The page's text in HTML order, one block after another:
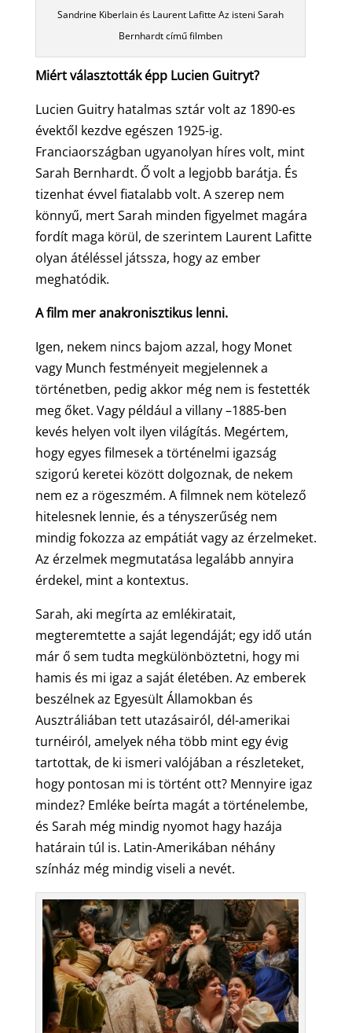
Sandrine Kiberlain és Laurent Lafitte Az isteni Sarah
Bernhardt című filmben
Miért választották épp Lucien Guitryt?
Lucien Guitry hatalmas sztár volt az 1890-es
évektől kezdve egészen 1925-ig.
Franciaországban ugyanolyan híres volt, mint
Sarah Bernhardt. Ő volt a legjobb barátja. És
tizenhat évvel fiatalabb volt. A szerep nem
könnyű, mert Sarah minden figyelmet magára
fordít maga körül, de szerintem Laurent Lafitte
olyan átéléssel játssza, hogy az ember
meghatódik.
A film mer anakronisztikus lenni.
Igen, nekem nincs bajom azzal, hogy Monet
vagy Munch festményeit megjelennek a
történetben, pedig akkor még nem is festették
meg őket. Vagy például a villany –1885-ben
kevés helyen volt ilyen világítás. Megértem,
hogy egyes filmesek a történelmi igazság
szigorú keretei között dolgoznak, de nekem
nem ez a rögeszmém. A filmnek nem kötelező
hitelesnek lennie, és a tényszerűség nem
mindig fokozza az empátiát vagy az érzelmeket.
Az érzelmek megmutatása legalább annyira
érdekel, mint a kontextus.
Sarah, aki megírta az emlékiratait,
megteremtette a saját legendáját; egy idő után
már ő sem tudta megkülönböztetni, hogy mi
hamis és mi igaz a saját életében. Az emberek
beszélnek az Egyesült Államokban és
Ausztráliában tett utazásairól, dél-amerikai
turnéiról, amelyek néha több mint egy évig
tartottak, de ki ismeri valójában a részleteket,
hogy pontosan mi is történt ott? Mennyire igaz
mindez? Emléke beírta magát a történelembe,
és Sarah még mindig nyomot hagy hazája
határain túl is. Latin-Amerikában néhány
színház még mindig viseli a nevét.